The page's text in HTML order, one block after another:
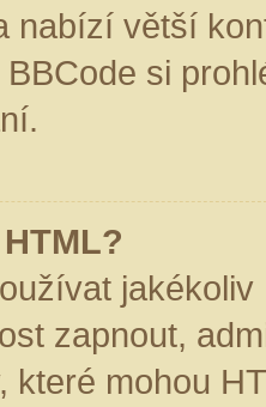
nabízí větší
si
zapnout,
které mohou